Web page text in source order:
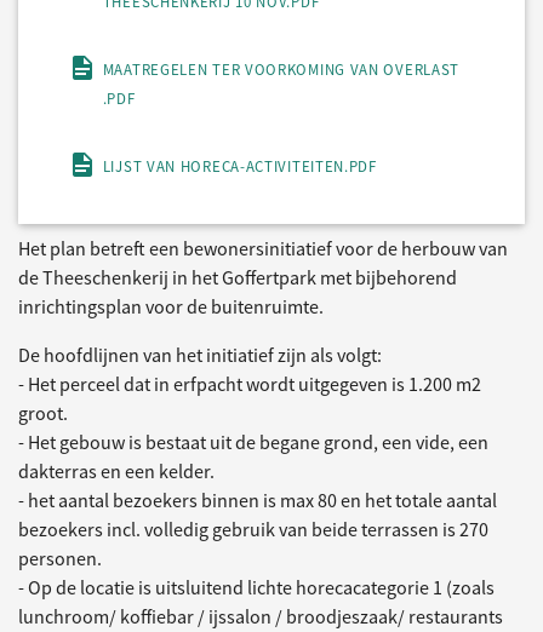
MAATREGELEN TER VOORKOMING VAN OVERLAST
.PDF
LIJST VAN HORECA-ACTIVITEITEN.PDF
Het plan betreft een bewonersinitiatief voor de herbouw van
de Theeschenkerij in het Goffertpark met bijbehorend
inrichtingsplan voor de buitenruimte.
De hoofdlijnen van het initiatief zijn als volgt:
- Het perceel dat in erfpacht wordt uitgegeven is 1.200 m2
groot.
- Het gebouw is bestaat uit de begane grond, een vide, een
dakterras en een kelder.
- het aantal bezoekers binnen is max 80 en het totale aantal
bezoekers incl. volledig gebruik van beide terrassen is 270
personen.
- Op de locatie is uitsluitend lichte horecacategorie 1 (zoals
lunchroom/ koffiebar / ijssalon / broodjeszaak/ restaurants